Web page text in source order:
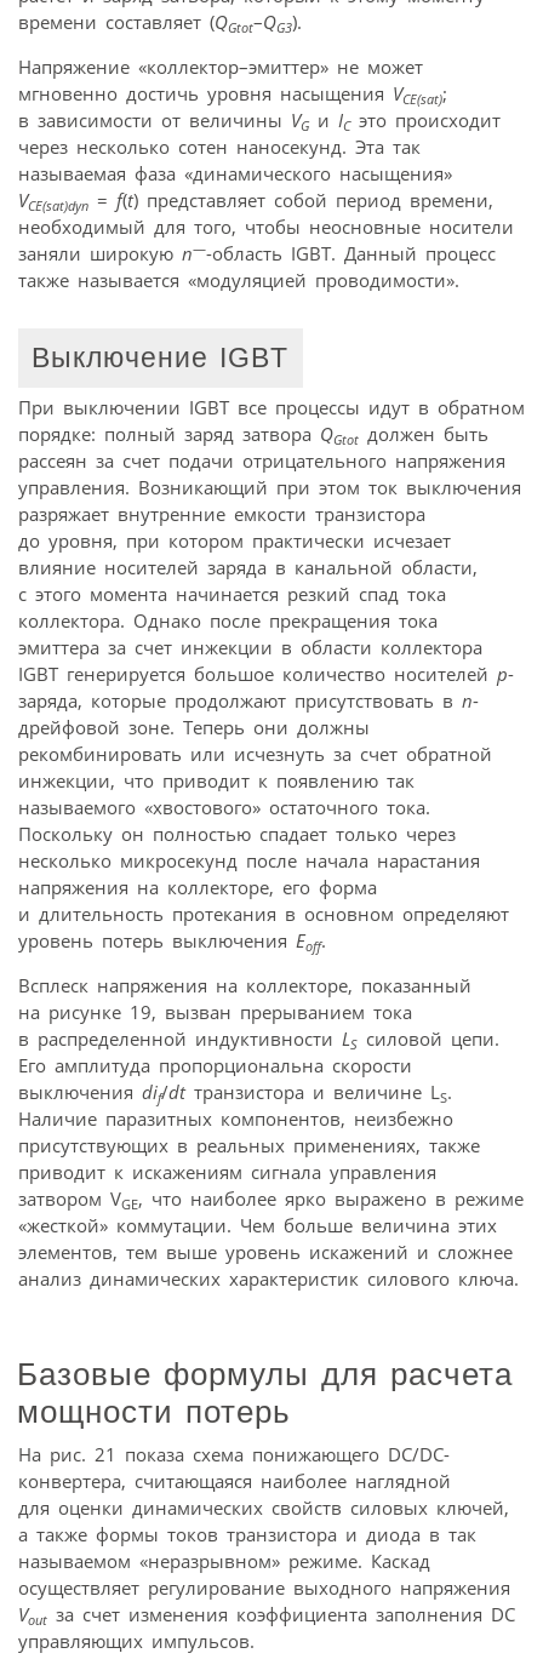
времени составляет (QGtot–QG3).
Напряжение «коллектор–эмиттер» не может
мгновенно достичь уровня насыщения VCE(sat);
в зависимости от величины VG и ICэто происходит
через несколько сотен наносекунд. Эта так
называемая фаза «динамического насыщения»
VCE(sat)dyn = f(t) представляет собой период времени,
необходимый для того, чтобы неосновные носители
заняли широкую n—-область IGBT. Данный процесс
также называется «модуляцией проводимости».
Выключение IGBT
При выключении IGBT все процессы идут в обратном
порядке: полный заряд затвора QGtot должен быть
рассеян за счет подачи отрицательного напряжения
управления. Возникающий при этом ток выключения
разряжает внутренние емкости транзистора
до уровня, при котором практически исчезает
влияние носителей заряда в канальной области,
с этого момента начинается резкий спад тока
коллектора. Однако после прекращения тока
эмиттера за счет инжекции в области коллектора
IGBT генерируется большое количество носителей р-
заряда, которые продолжают присутствовать в n-
дрейфовой зоне. Теперь они должны
рекомбинировать или исчезнуть за счет обратной
инжекции, что приводит к появлению так
называемого «хвостового» остаточного тока.
Поскольку он полностью спадает только через
несколько микросекунд после начала нарастания
напряжения на коллекторе, его форма
и длительность протекания в основном определяют
уровень потерь выключения Eoff.
Всплеск напряжения на коллекторе, показанный
на рисунке 19, вызван прерыванием тока
в распределенной индуктивности L S силовой цепи.
Его амплитуда пропорциональна скорости
выключения dif/dtтранзистора и величине L S.
Наличие паразитных компонентов, неизбежно
присутствующих в реальных применениях, также
приводит к искажениям сигнала управления
затвором VGE, что наиболее ярко выражено в режиме
«жесткой» коммутации. Чем больше величина этих
элементов, тем выше уровень искажений и сложнее
анализ динамических характеристик силового ключа.
Базовые формулы для расчета
мощности потерь
На рис. 21 показа схема понижающего DC/DC-
конвертера, считающаяся наиболее наглядной
для оценки динамических свойств силовых ключей,
а также формы токов транзистора и диода в так
называемом «неразрывном» режиме. Каскад
осуществляет регулирование выходного напряжения
Vout за счет изменения коэффициента заполнения DC
управляющих импульсов.